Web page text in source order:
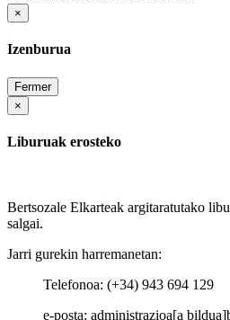
×
Izenburua
Fermer
×
Liburuak erosteko
Bertsozale Elkarteak argitaratutako
salgai.
Jarri gurekin harremanetan:
Telefonoa: (+34) 943 694 129
e-posta: administrazioa[a